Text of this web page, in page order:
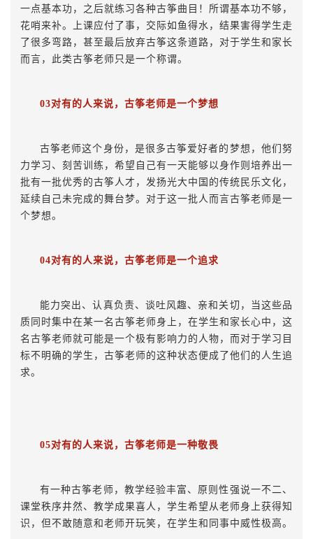
一点基本功，之后就练习各种古筝曲目！所谓基本功不够，
花哨来补。上课应付了事，交际如鱼得水，结果害得学生走
了很多弯路，甚至最后放弃古筝这条道路，对于学生和家长
而言，此类古筝老师只是一个称谓。
03对有的人来说，古筝老师是一个梦想
古筝老师这个身份，是很多古筝爱好者的梦想，他们努
力学习、刻苦训练，希望自己有一天能够以身作则培养出一
批有一批优秀的古筝人才，发扬光大中国的传统民乐文化，
延续自己未完成的舞台梦。对于这一批人而言古筝老师是一
个梦想。
04对有的人来说，古筝老师是一个追求
能力突出、认真负责、谈吐风趣、亲和关切，当这些品
质同时集中在某一名古筝老师身上，在学生和家长心中，这
名古筝老师就可能是一个极有影响力的人物，而对于学习目
标不明确的学生，古筝老师的这种状态便成了他们的人生追
求。
05对有的人来说，古筝老师是一种敬畏
有一种古筝老师，教学经验丰富、原则性强说一不二、
课堂秩序井然、教学成果喜人，学生希望从老师身上获得知
识，但不敢随意和老师开玩笑，在学生和同事中威性极高。